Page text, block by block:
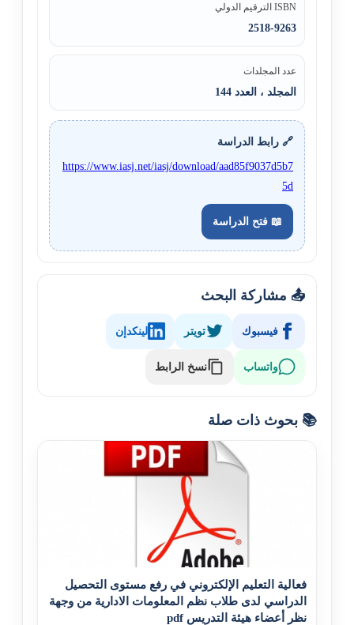
ISBN الترقيم الدولي
2518-9263
عدد المجلدات
المجلد ، العدد 144
🔗 رابط الدراسة
https://www.iasj.net/iasj/download/aad85f9037d5b7
5d
📖 فتح الدراسة
📤 مشاركة البحث
فيسبوك تويتر لينكدإن
واتساب نسخ الرابط
📚 بحوث ذات صلة
فعالية التعليم الإلکتروني في رفع مستوى التحصيل
الدراسي لدى طلاب نظم المعلومات الادارية من وجهة
نظر أعضاء هيئة التدريس pdf